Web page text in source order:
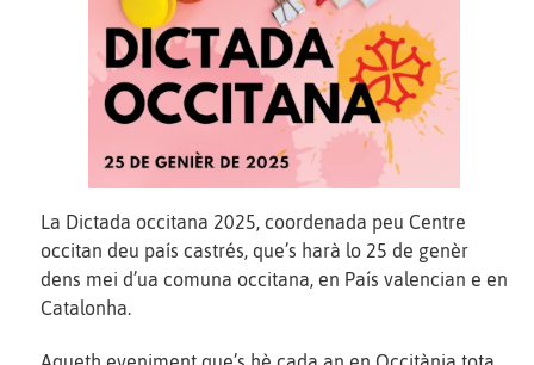
La Dictada occitana 2025, coordenada peu Centre
occitan deu país castrés, que’s harà lo 25 de genèr
dens mei d’ua comuna occitana, en País valencian e en
Catalonha.